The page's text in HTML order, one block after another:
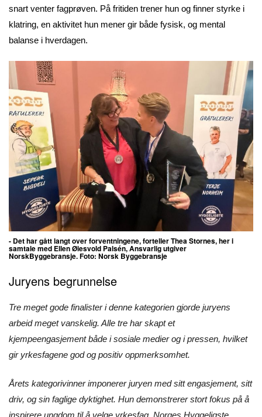
snart venter fagprøven. På fritiden trener hun og finner styrke i
klatring, en aktivitet hun mener gir både fysisk, og mental
balanse i hverdagen.
- Det har gått langt over forventningene, fortellerThea Stornes, her i
samtale med Ellen Øiesvold Palsén, Ansvarlig utgiver
NorskByggebransje. Foto: Norsk Byggebransje
Juryens begrunnelse
Tre meget gode finalister i denne kategorien gjorde juryens
arbeid meget vanskelig. Alle tre har skapt et
kjempeengasjement både i sosiale medier og i pressen, hvilket
gir yrkesfagene god og positiv oppmerksomhet.
Årets kategorivinner imponerer juryen med sitt engasjement, sitt
driv, og sin faglige dyktighet. Hun demonstrerer stort fokus på å